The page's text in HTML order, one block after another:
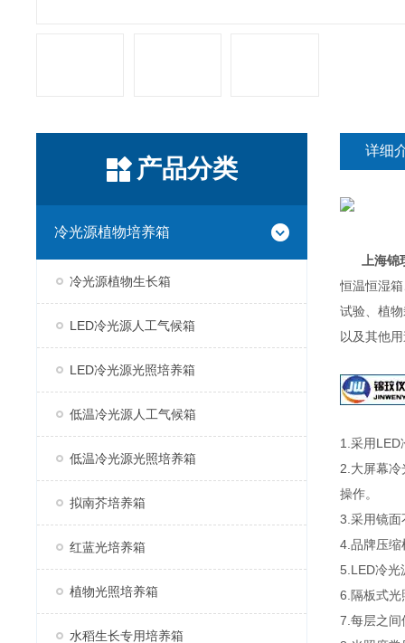
产品分类
冷光源植物培养箱
冷光源植物生长箱
LED冷光源人工气候箱
LED冷光源光照培养箱
低温冷光源人工气候箱
低温冷光源光照培养箱
拟南芥培养箱
红蓝光培养箱
植物光照培养箱
水稻生长专用培养箱
详细
上海锦
恒温恒湿
试验、植
以及其他
1.采用LED
2.大屏幕
操作。
3.采用镜面
4.品牌压缩
5.LED冷光
6.隔板式光
7.每层之间